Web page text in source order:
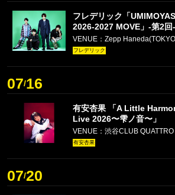
フレデリック「
2026-2027 MOVE」-第2回-
VENUE：Zepp
フレデリック
07/16
有安杏果 「A Little
Live 2026〜雫ノ音〜」
VENUE：渋谷CLUB QUATTRO
有安杏果
07/20